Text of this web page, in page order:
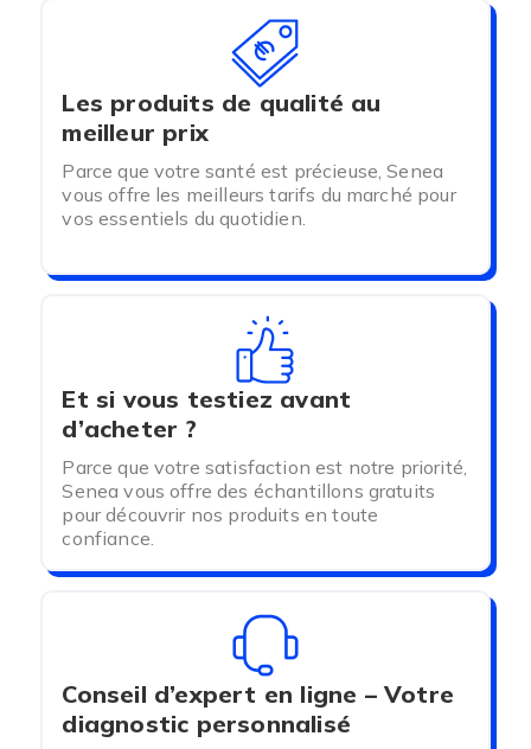
Les produits de qualité au
meilleur prix
Parce que votre santé est précieuse, Senea
vous offre les meilleurs tarifs du marché pour
vos essentiels du quotidien.
Et si vous testiez avant
d’acheter ?
Parce que votre satisfaction est notre priorité,
Senea vous offre des échantillons gratuits
pour découvrir nos produits en toute
confiance.
Conseil d’expert en ligne – Votre
diagnostic personnalisé